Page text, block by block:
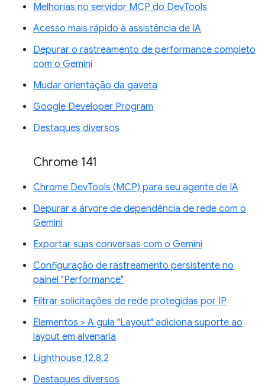
Melhorias no servidor MCP do DevTools
Acesso mais rápido à assistência de IA
Depurar o rastreamento de performance completo
com o Gemini
Mudar orientação da gaveta
Google Developer Program
Destaques diversos
Chrome 141
Chrome DevTools (MCP) para seu agente de IA
Depurar a árvore de dependência de rede com o
Gemini
Exportar suas conversas com o Gemini
Configuração de rastreamento persistente no
painel "Performance"
Filtrar solicitações de rede protegidas por IP
Elementos > A guia "Layout" adiciona suporte ao
layout em alvenaria
Lighthouse 12.8.2
Destaques diversos